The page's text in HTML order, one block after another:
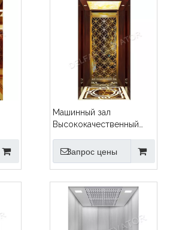
Машинный зал
Высококачественный
Запрос цены